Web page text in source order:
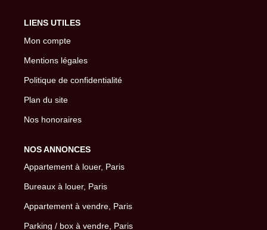
LIENS UTILES
Mon compte
Mentions légales
Politique de confidentialité
Plan du site
Nos honoraires
NOS ANNONCES
Appartement à louer, Paris
Bureaux à louer, Paris
Appartement à vendre, Paris
Parking / box à vendre, Paris